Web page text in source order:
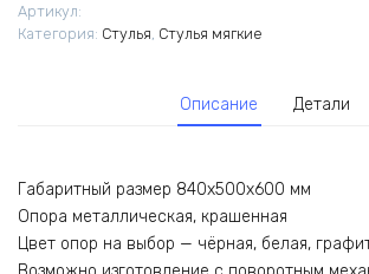
Артикул:
Категория: Стулья, Стулья мягкие
Описание Детали
Габаритный размер 840х500х600 мм
Опора металлическая, крашенная
Цвет опор на выбор — чёрная, белая,